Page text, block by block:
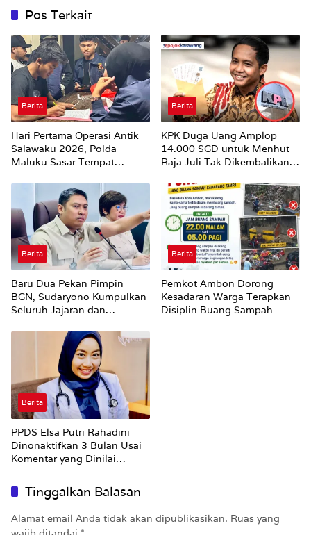
Pos Terkait
Berita
Hari Pertama Operasi Antik
Salawaku 2026, Polda
Maluku Sasar Tempat
Berita
KPK Duga Uang Amplop
14.000 SGD untuk Menhut
Raja Juli Tak Dikembalikan
Berita
Baru Dua Pekan Pimpin
BGN, Sudaryono Kumpulkan
Seluruh Jajaran dan
Pungli dan Pemerasan
Supplier harus Berhenti
Berita
Pemkot Ambon Dorong
Kesadaran Warga Terapkan
Disiplin Buang Sampah
Berita
PPDS Elsa Putri Rahadini
Dinonaktifkan 3 Bulan Usai
Komentar yang Dinilai
Tinggalkan Balasan
Alamat email Anda tidak akan dipublikasikan. Ruas yang